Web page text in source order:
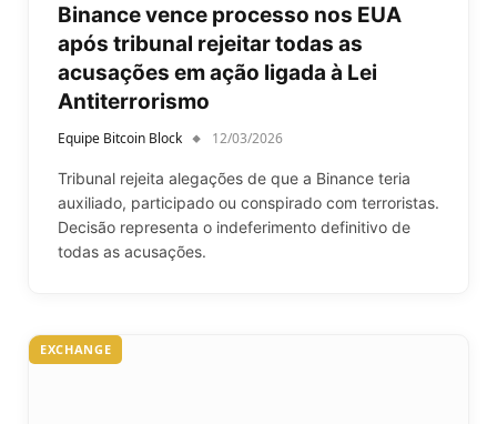
Binance vence processo nos EUA
após tribunal rejeitar todas as
acusações em ação ligada à Lei
Antiterrorismo
Equipe Bitcoin Block 12/03/2026
Tribunal rejeita alegações de que a Binance teria
auxiliado, participado ou conspirado com terroristas.
Decisão representa o indeferimento definitivo de
todas as acusações.
EXCHANGE